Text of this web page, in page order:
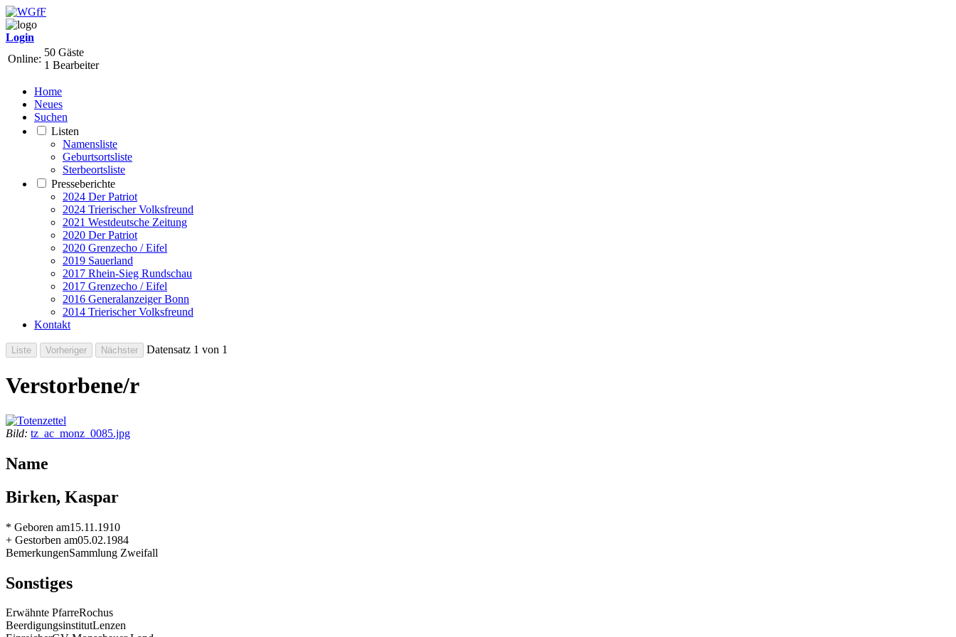
Login
Online:
50 Gäste
1 Bearbeiter
Home
Neues
Suchen
Listen
Namensliste
Geburtsortsliste
Sterbeortsliste
Presseberichte
2024 Der Patriot
2024 Trierischer Volksfreund
2021 Westdeutsche Zeitung
2020 Der Patriot
2020 Grenzecho / Eifel
2019 Sauerland
2017 Rhein-Sieg Rundschau
2017 Grenzecho / Eifel
2016 Generalanzeiger Bonn
2014 Trierischer Volksfreund
Kontakt
Datensatz 1 von 1
Verstorbene/r
Bild: tz_ac_monz_0085.jpg
Name
Birken, Kaspar
* Geboren am15.11.1910
+ Gestorben am05.02.1984
BemerkungenSammlung Zweifall
Sonstiges
Erwähnte PfarreRochus
BeerdigungsinstitutLenzen